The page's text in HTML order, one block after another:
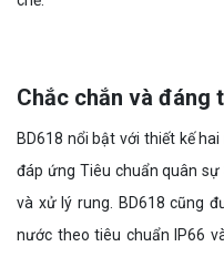
Chắc chắn và đáng
BD618 nổi bật với thiết kế
đáp ứng Tiêu chuẩn quân
và xử lý rung. BD618 cũng
nước theo tiêu chuẩn IP66